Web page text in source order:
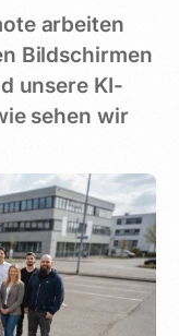
arbeiten
Bildschirmen
unsere KI-
sehen wir